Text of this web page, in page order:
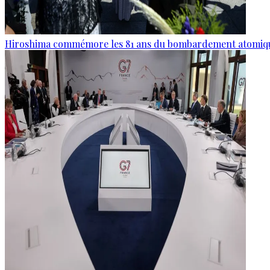
Hiroshima commémore les 81 ans du bombardement